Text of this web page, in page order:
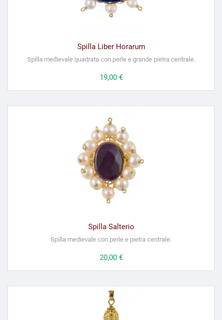
Spilla Liber Horarum
Spilla medievale quadrata con perle e grande pietra centrale.
Prezzo
19,00 €
Spilla Salterio
Spilla medievale con perle e pietra centrale.
Prezzo
20,00 €